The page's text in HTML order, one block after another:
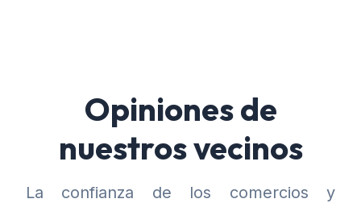
Opiniones de
nuestros vecinos
La confianza de los comercios y